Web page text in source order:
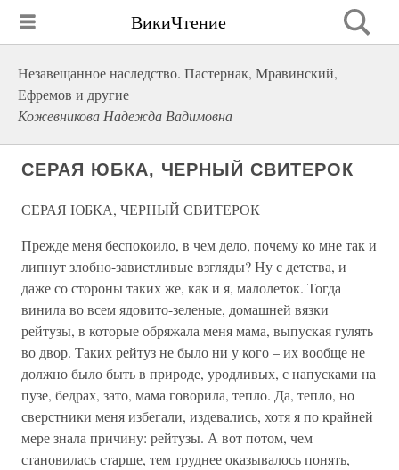
ВикиЧтение
Незавещанное наследство. Пастернак, Мравинский,
Ефремов и другие
Кожевникова Надежда Вадимовна
СЕРАЯ ЮБКА, ЧЕРНЫЙ СВИТЕРОК
СЕРАЯ ЮБКА, ЧЕРНЫЙ СВИТЕРОК
Прежде меня беспокоило, в чем дело, почему ко мне так и
липнут злобно-завистливые взгляды? Ну с детства, и
даже со стороны таких же, как и я, малолеток. Тогда
винила во всем ядовито-зеленые, домашней вязки
рейтузы, в которые обряжала меня мама, выпуская гулять
во двор. Таких рейтуз не было ни у кого – их вообще не
должно было быть в природе, уродливых, с напусками на
пузе, бедрах, зато, мама говорила, тепло. Да, тепло, но
сверстники меня избегали, издевались, хотя я по крайней
мере знала причину: рейтузы. А вот потом, чем
становилась старше, тем труднее оказывалось понять,